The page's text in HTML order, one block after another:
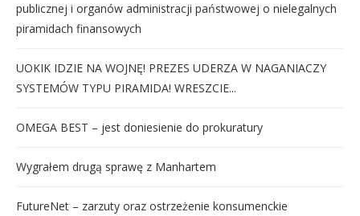
publicznej i organów administracji państwowej o nielegalnych
piramidach finansowych
UOKIK IDZIE NA WOJNĘ! PREZES UDERZA W NAGANIACZY
SYSTEMÓW TYPU PIRAMIDA! WRESZCIE...
OMEGA BEST – jest doniesienie do prokuratury
Wygrałem drugą sprawę z Manhartem
FutureNet – zarzuty oraz ostrzeżenie konsumenckie